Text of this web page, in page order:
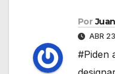
Por
ABR
#Piden